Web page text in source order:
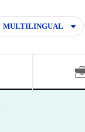
MULTILINGUAL